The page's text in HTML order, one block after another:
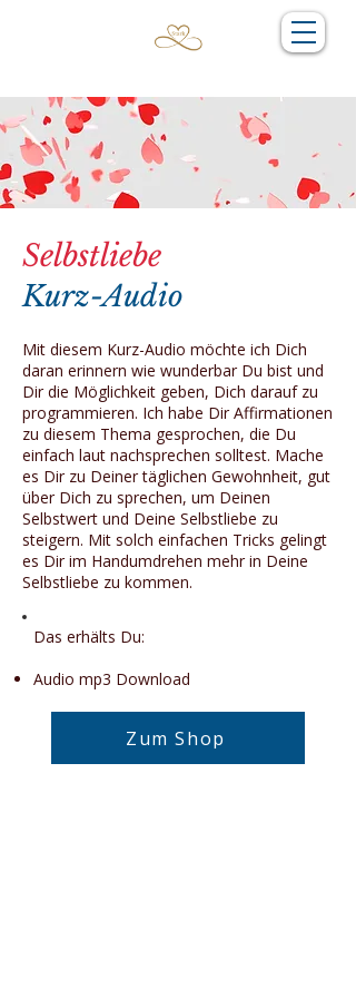
Selbstliebe
Kurz-Audio
Mit diesem Kurz-Audio möchte ich Dich
daran erinnern wie wunderbar Du bist und
Dir die Möglichkeit geben, Dich darauf zu
programmieren. Ich habe Dir Affirmationen
zu diesem Thema gesprochen, die Du
einfach laut nachsprechen solltest. Mache
es Dir zu Deiner täglichen Gewohnheit, gut
über Dich zu sprechen, um Deinen
Selbstwert und Deine Selbstliebe zu
steigern. Mit solch einfachen Tricks gelingt
es Dir im Handumdrehen mehr in Deine
Selbstliebe zu kommen.
Das erhälts Du:
Audio mp3 Download
Zum Shop